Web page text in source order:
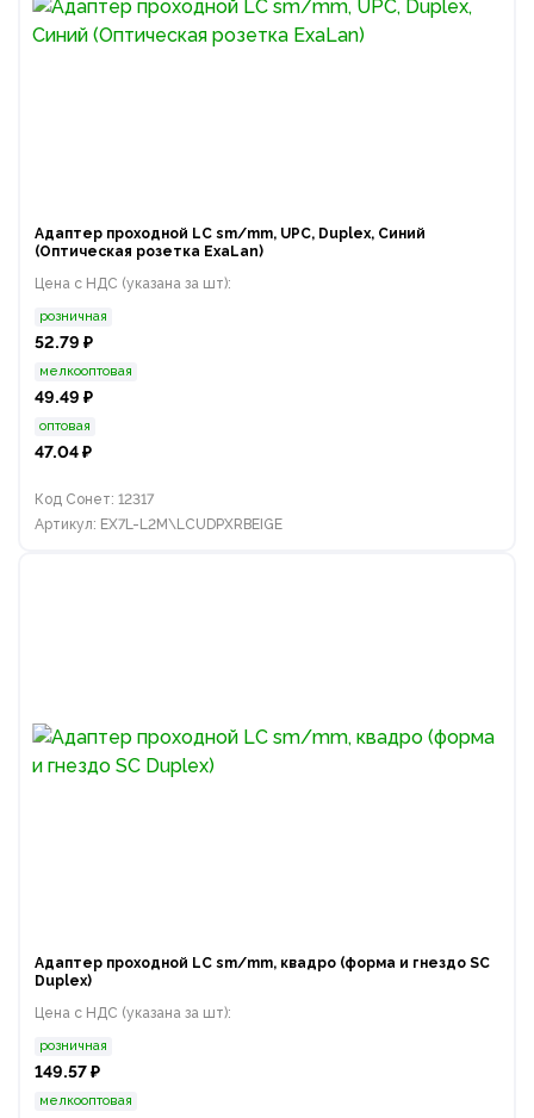
Адаптер проходной LC sm/mm, UPC, Duplex, Синий
(Оптическая розетка ExaLan)
Цена с НДС (указана за шт):
розничная
52.79 ₽
мелкооптовая
49.49 ₽
оптовая
47.04 ₽
Код Сонет: 12317
Артикул: EX7L-L2M\LCUDPXRBEIGE
Адаптер проходной LС sm/mm, квадро (форма и гнездо SC
Duplex)
Цена с НДС (указана за шт):
розничная
149.57 ₽
мелкооптовая